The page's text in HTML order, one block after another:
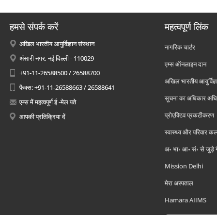
हमसे संपर्क करें
अखिल भारतीय आयुर्विज्ञान संस्थान
अंसारी नगर, नई दिल्ली - 110029
+91-11-26588500 / 26588700
फैक्स: +91-11-26588663 / 26588641
एम्स में महत्वपूर्ण ई -मेल पते
आपकी प्रतिक्रिया दें
महत्वपूर्ण लिंक
नागरिक चार्टर
एम्स ऑनलाइन दान
अखिल भारतीय
सूचना का अधिकार
प्रोएक्टिव प्रकटीकरण
स्वास्थ्य और परिवार
अ॰ भा॰ आ॰ सं॰ से जुड़े
Mission Delhi
मेरा अस्पताल
Hamara AIIMS